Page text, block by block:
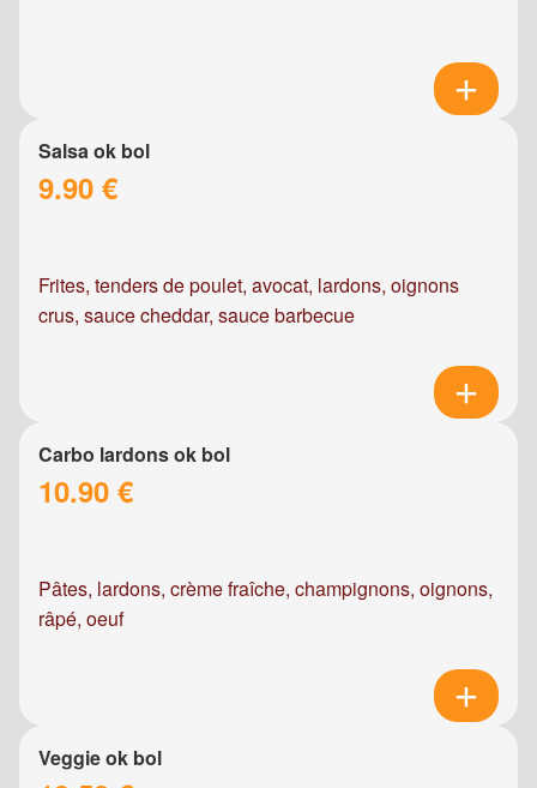
Salsa ok bol
9.90 €
Frites, tenders de poulet, avocat, lardons, oignons
crus, sauce cheddar, sauce barbecue
Carbo lardons ok bol
10.90 €
Pâtes, lardons, crème fraîche, champignons, oignons,
râpé, oeuf
Veggie ok bol